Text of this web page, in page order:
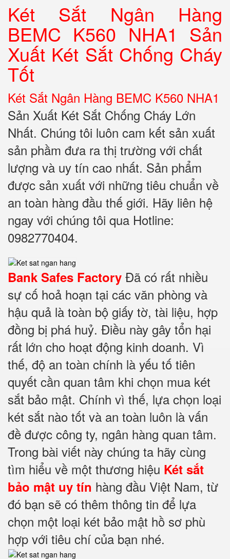
Két Sắt Ngân Hàng
BEMC K560 NHA1 Sản
Xuất Két Sắt Chống Cháy
Tốt
Két Sắt Ngân Hàng BEMC K560 NHA1
Sản Xuất Két Sắt Chống Cháy Lớn
Nhất. Chúng tôi luôn cam kết sản xuất
sản phầm đưa ra thị trường với chất
lượng và uy tín cao nhất. Sản phẩm
được sản xuất với những tiêu chuẩn về
an toàn hàng đầu thế giới. Hãy liên hệ
ngay với chúng tôi qua Hotline:
0982770404.
Bank Safes Factory Đã có rất nhiều
sự cố hoả hoạn tại các văn phòng và
hậu quả là toàn bộ giấy tờ, tài liệu, hợp
đồng bị phá huỷ. Điều này gây tổn hại
rất lớn cho hoạt động kinh doanh. Vì
thế, độ an toàn chính là yếu tố tiên
quyết cần quan tâm khi chọn mua két
sắt bảo mật. Chính vì thế, lựa chọn loại
két sắt nào tốt và an toàn luôn là vấn
đề được công ty, ngân hàng quan tâm.
Trong bài viết này chúng ta hãy cùng
tìm hiểu về một thương hiệu Két sắt
bảo mật uy tín hàng đầu Việt Nam, từ
đó bạn sẽ có thêm thông tin để lựa
chọn một loại két bảo mật hồ sơ phù
hợp với tiêu chí của bạn nhé.